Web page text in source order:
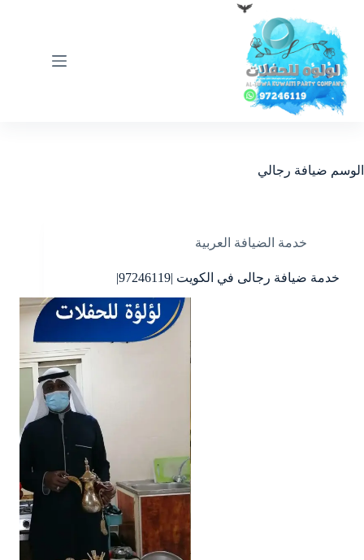
المحتوى
الوسم ضيافة رجالي
خدمة الضيافة العربية
خدمة ضيافة رجالى في الكويت |97246119|